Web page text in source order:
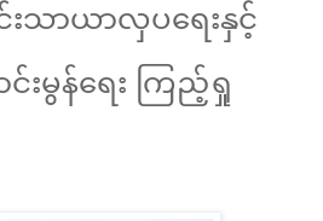
သာယာလှပရေးနှင့်
းမွန်ရေး ကြည့်ရှု